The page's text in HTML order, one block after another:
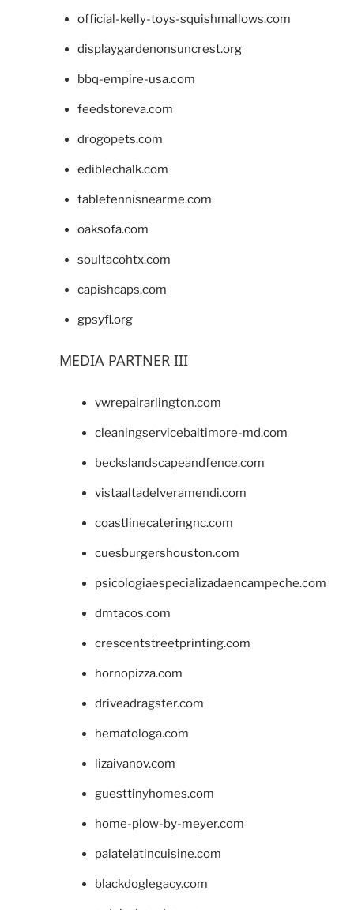
official-kelly-toys-squishmallows.com
displaygardenonsuncrest.org
bbq-empire-usa.com
feedstoreva.com
drogopets.com
ediblechalk.com
tabletennisnearme.com
oaksofa.com
soultacohtx.com
capishcaps.com
gpsyfl.org
MEDIA PARTNER III
vwrepairarlington.com
cleaningservicebaltimore-md.com
beckslandscapeandfence.com
vistaaltadelveramendi.com
coastlinecateringnc.com
cuesburgershouston.com
psicologiaespecializadaencampeche.com
dmtacos.com
crescentstreetprinting.com
hornopizza.com
driveadragster.com
hematologa.com
lizaivanov.com
guesttinyhomes.com
home-plow-by-meyer.com
palatelatincuisine.com
blackdoglegacy.com